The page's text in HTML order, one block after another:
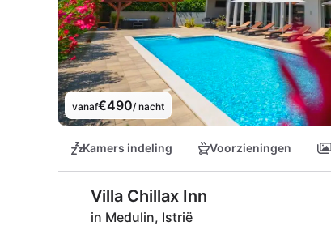
vanaf€490/ nacht
Kamers indeling Voorzieningen
Villa Chillax Inn
in Medulin, Istrië